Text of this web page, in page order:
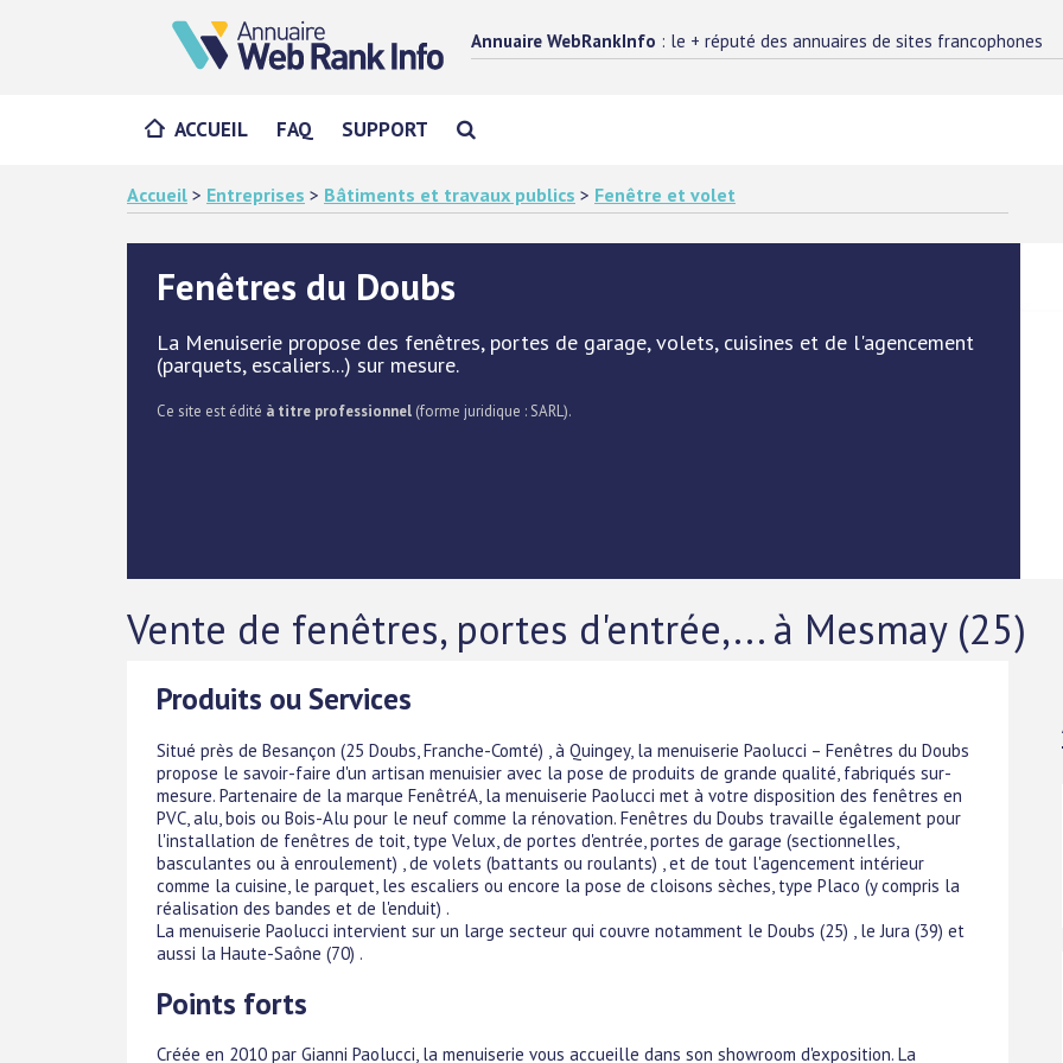
Annuaire WebRankInfo : le + réputé des annuaires de sites francophones
ACCUEIL FAQ SUPPORT
Accueil > Entreprises > Bâtiments et travaux publics > Fenêtre et volet
Fenêtres du Doubs
La Menuiserie propose des fenêtres, portes de garage, volets, cuisines et de l'agencement
(parquets, escaliers...) sur mesure.
Ce site est édité à titre professionnel (forme juridique : SARL).
Vente de fenêtres, portes d'entrée,... à Mesmay (25)
Produits ou Services
Situé près de Besançon (25 Doubs, Franche-Comté) , à Quingey, la menuiserie Paolucci – Fenêtres du Doubs
propose le savoir-faire d'un artisan menuisier avec la pose de produits de grande qualité, fabriqués sur-
mesure. Partenaire de la marque FenêtréA, la menuiserie Paolucci met à votre disposition des fenêtres en
PVC, alu, bois ou Bois-Alu pour le neuf comme la rénovation. Fenêtres du Doubs travaille également pour
l'installation de fenêtres de toit, type Velux, de portes d'entrée, portes de garage (sectionnelles,
basculantes ou à enroulement) , de volets (battants ou roulants) , et de tout l'agencement intérieur
comme la cuisine, le parquet, les escaliers ou encore la pose de cloisons sèches, type Placo (y compris la
réalisation des bandes et de l'enduit) .
La menuiserie Paolucci intervient sur un large secteur qui couvre notamment le Doubs (25) , le Jura (39) et
aussi la Haute-Saône (70) .
Points forts
Créée en 2010 par Gianni Paolucci, la menuiserie vous accueille dans son showroom d'exposition. La